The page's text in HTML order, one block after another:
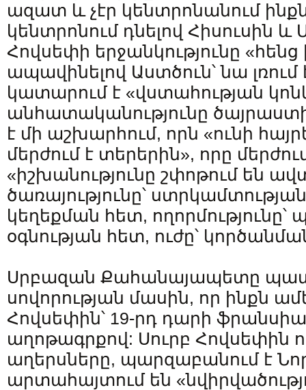
ազատ և չէր կենտրոնանում
կենտրոնում դնելով Հիսուսին
Հովսեփի երջանկությունը
ապավինելով Աստծուն՝ նա լռում
կատարում է «վստահության
անհատականությունը
է մի աշխարհում, որն «ունի
մերժում է տերերին», որը
«իշխանությունը շփոթում են
ծառայությունը՝
կեղեքման հետ,
օգնության հետ, ուժը՝
Սրբազան Քահանայապետը
սովորության մասին, որ ինքն
Հովսեփին՝ 19-րդ դարի
աղոթագրքով: Սուրբ Հովսեփին
աղերսները, պարզաբանում է
արտահայտում են